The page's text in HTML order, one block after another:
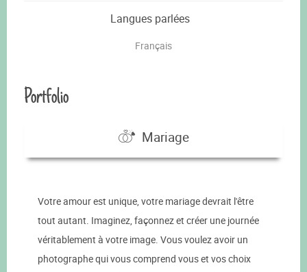
Langues parlées
Français
Portfolio
Mariage
Votre amour est unique, votre mariage devrait l'être
tout autant. Imaginez, façonnez et créer une journée
véritablement à votre image. Vous voulez avoir un
photographe qui vous comprend vous et vos choix